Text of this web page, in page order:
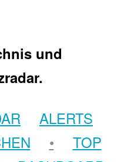
und
ALERTS
•
TOP